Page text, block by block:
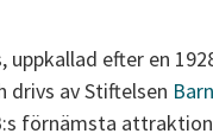
efter en
drivs av Stiftelsen
förnämsta